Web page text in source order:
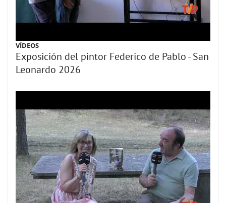
VÍDEOS
Exposición del pintor Federico de Pablo - San
Leonardo 2026